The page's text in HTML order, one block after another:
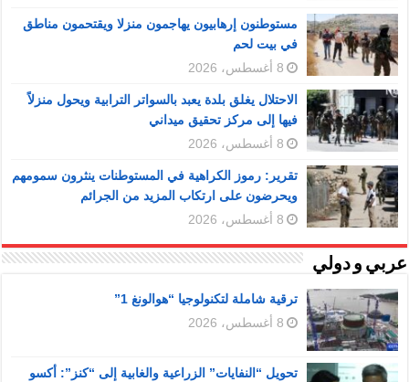
مستوطنون إرهابيون يهاجمون منزلا ويقتحمون مناطق
في بيت لحم
8 أغسطس، 2026
الاحتلال يغلق بلدة يعبد بالسواتر الترابية ويحول منزلاً
فيها إلى مركز تحقيق ميداني
8 أغسطس، 2026
تقرير: رموز الكراهية في المستوطنات ينثرون سمومهم
ويحرضون على ارتكاب المزيد من الجرائم
8 أغسطس، 2026
عربي و دولي
ترقية شاملة لتكنولوجيا “هوالونغ 1”
8 أغسطس، 2026
تحويل “النفايات” الزراعية والغابية إلى “كنز”: أكسو